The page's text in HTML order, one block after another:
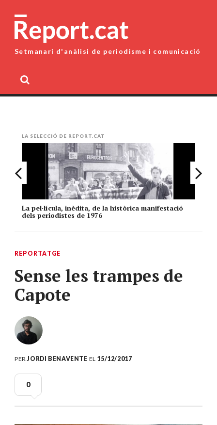
content
Setmanari d'anàlisi de periodisme i comunicació
LA SELECCIÓ DE REPORT.CAT
La pel·lícula, inèdita, de la històrica manifestació
dels periodistes de 1976
REPORTATGE
Sense les trampes de
Capote
PERJORDI BENAVENTE EL 15/12/2017
0